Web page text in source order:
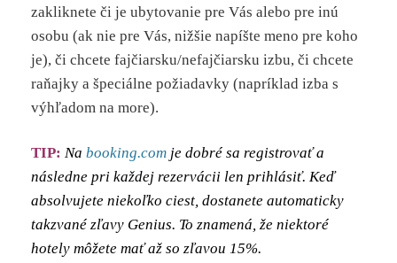
zakliknete či je ubytovanie pre Vás alebo pre inú
osobu (ak nie pre Vás, nižšie napíšte meno pre koho
je), či chcete fajčiarsku/nefajčiarsku izbu, či chcete
raňajky a špeciálne požiadavky (napríklad izba s
výhľadom na more).
TIP: Nabooking.com je dobré sa registrovať a
následne pri každej rezervácii len prihlásiť. Keď
absolvujete niekoľko ciest, dostanete automaticky
takzvané zľavy Genius. To znamená, že niektoré
hotely môžete mať až so zľavou 15%.